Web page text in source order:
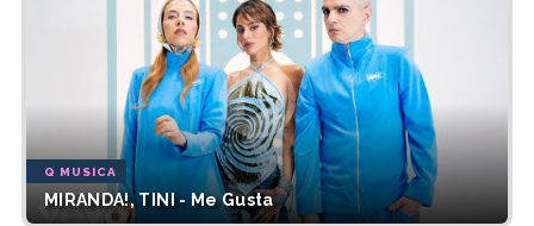
Q MUSICA
MIRANDA!, TINI - Me Gusta